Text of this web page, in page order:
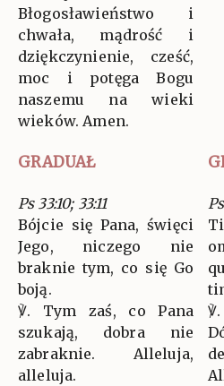
Błogosławieństwo i
chwała, mądrość i
dziękczynienie, cześć,
moc i potęga Bogu
naszemu na wieki
wieków. Amen.
GRADUAŁ
Ps 33:10; 33:11
Bójcie się Pana, święci
Jego, niczego nie
braknie tym, co się Go
boją.
℣. Tym zaś, co Pana
szukają, dobra nie
zabraknie. Alleluja,
alleluja.